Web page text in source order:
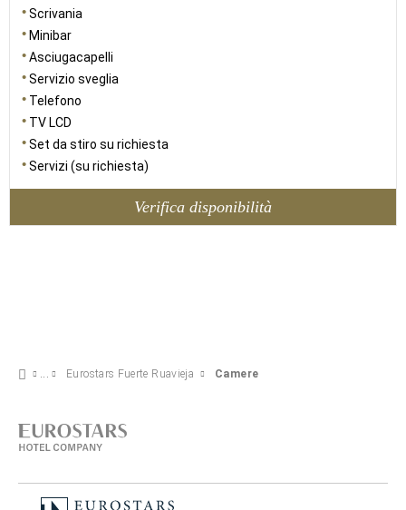
Scrivania
Minibar
Asciugacapelli
Servizio sveglia
Telefono
TV LCD
Set da stiro su richiesta
Servizi (su richiesta)
Verifica disponibilità
Eurostars Fuerte Ruavieja Camere